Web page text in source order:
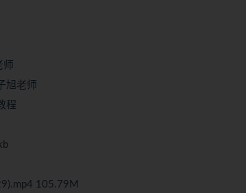
师
旭老师
程
105.79M